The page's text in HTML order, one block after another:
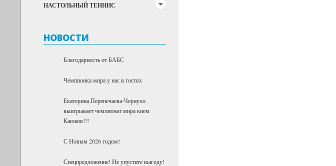
НАСТОЛЬНЫЙ ТЕННИС
НОВОСТИ
Благодарность от БАБС
Чемпионка мира у нас в гостях
Екатерина Перепечаева-Чернухо
выигрывает чемпионат мира кием
Каюков!!!
С Новым 2026 годом!
Спецпредложение! Не упустите выгоду!